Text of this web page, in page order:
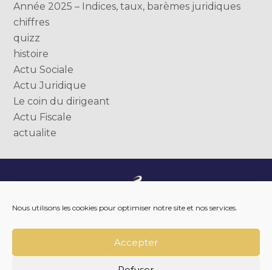
Nous utilisons les cookies pour optimiser notre site et nos services.
Accepter
Année 2025 – Indices, taux, barèmes juridiques
chiffres
quizz
histoire
Actu Sociale
Actu Juridique
Le coin du dirigeant
Actu Fiscale
actualite
Principale
NOS OUTILS DIGITAUX
NOTRE ACTUALITÉ
NOUS REJOINDRE
NOUS CONTACTER